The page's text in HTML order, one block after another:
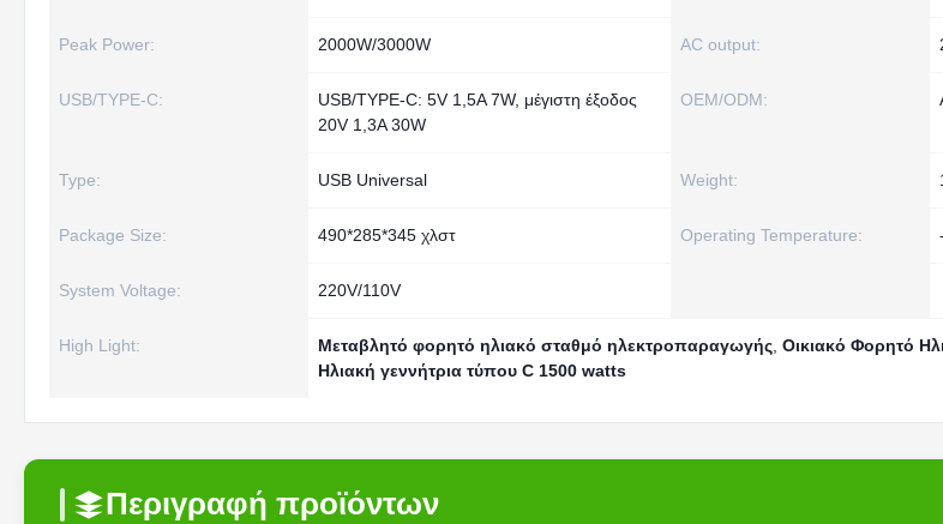
Peak Power: 2000W/3000W AC output:
USB/TYPE-C:
USB/TYPE-C: 5V 1,5A 7W, μέγιστη έξοδος
20V 1,3A 30W
OEM/ODM:
Type: USB Universal Weight:
Package Size: 490*285*345 χλστ Operating Temperature:
System Voltage: 220V/110V
High Light: Μεταβλητό φορητό ηλιακό σταθμό ηλεκτροπαραγωγής Οικιακό Φορητό
Ηλιακή γεννήτρια τύπου C 1500 watts
Περιγραφή προϊόντων